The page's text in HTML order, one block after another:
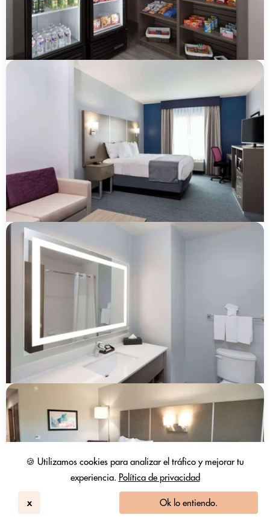
🍪 Utilizamos cookies para analizar el tráfico y mejorar tu
experiencia. Política de privacidad
x Ok lo entiendo.